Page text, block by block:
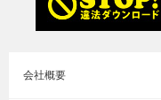
会社概要